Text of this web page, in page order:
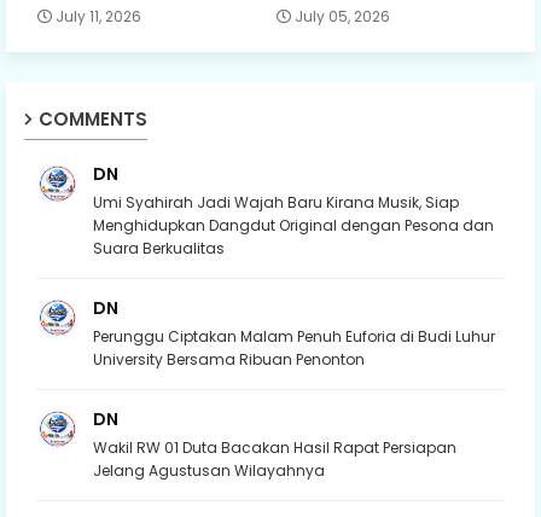
July 11, 2026 July 05, 2026
COMMENTS
DN
Umi Syahirah Jadi Wajah Baru Kirana Musik, Siap
Menghidupkan Dangdut Original dengan Pesona dan
Suara Berkualitas
DN
Perunggu Ciptakan Malam Penuh Euforia di Budi Luhur
University Bersama Ribuan Penonton
DN
Wakil RW 01 Duta Bacakan Hasil Rapat Persiapan
Jelang Agustusan Wilayahnya